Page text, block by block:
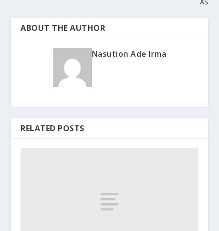
ABOUT THE AUTHOR
Nasution Ade Irma
RELATED POSTS